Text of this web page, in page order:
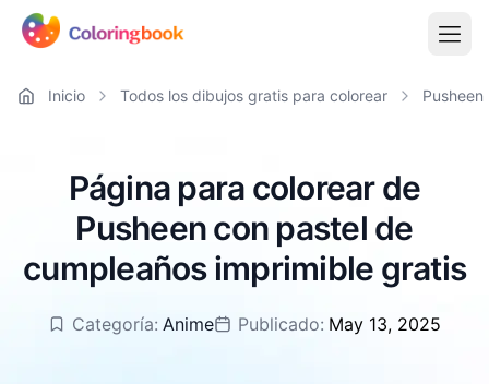
Inicio Todos los dibujos gratis para colorear Pusheen
Página para colorear de
Pusheen con pastel de
cumpleaños imprimible gratis
Categoría: Anime Publicado: May 13, 2025